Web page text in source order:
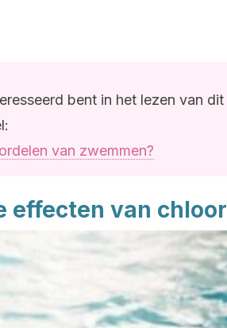
bent in het lezen van dit
van zwemmen?
effecten van chloor